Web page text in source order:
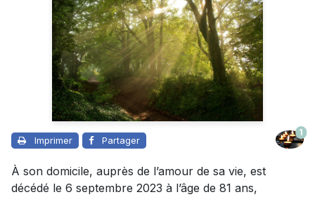
Imprimer Partager
1
À son domicile, auprès de l’amour de sa vie, est
décédé le 6 septembre 2023 à l’âge de 81 ans,